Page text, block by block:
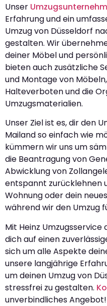
Unser
Erfahrung und ein
Umzug von Düsseldorf
gestalten. Wir
deiner Möbel und
bieten auch zusätzliche
und Montage von
Halteverboten und die
Umzugsmaterialien.
Unser Ziel ist es, dir den
Mailand so einfach wie
kümmern wir uns um
die Beantragung von
Abwicklung von
entspannt zurücklehnen
Wohnung oder dein neues
während wir den Umzug
Mit Heinz
dich auf einen
sich um alle Aspekte
unsere langjährige
um deinen Umzug von
stressfrei zu gestalten.
unverbindliches Angebot!